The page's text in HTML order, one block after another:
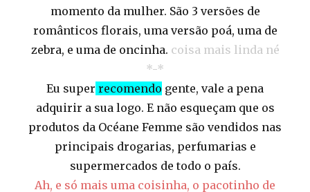
momento da mulher. São 3 versões de
românticos florais, uma versão poá, uma de
zebra, e uma de oncinha. coisa mais linda né
*-*
Eu super recomendo gente, vale a pena
adquirir a sua logo. E não esqueçam que os
produtos da Océane Femme são vendidos nas
principais drogarias, perfumarias e
supermercados de todo o país.
Ah, e só mais uma coisinha, o pacotinho de